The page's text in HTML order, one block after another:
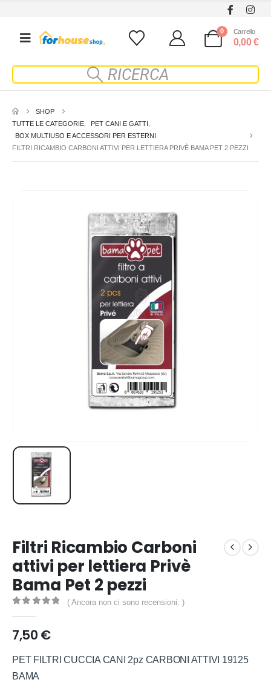
0 Carrello
0,00€
SHOP
TUTTE LE CATEGORIE
PET CANI E GATTI
BOX MULTIUSO E ACCESSORI PER ESTERNI
FILTRI RICAMBIO CARBONI ATTIVI PER LETTIERA PRIVÈ BAMA PET 2 PEZZI
Filtri Ricambio Carboni
attivi per lettiera Privè
Bama Pet 2 pezzi
( Ancora non ci sono recensioni. )
7,50 €
PET FILTRI CUCCIA CANI 2pz CARBONI ATTIVI 19125
BAMA